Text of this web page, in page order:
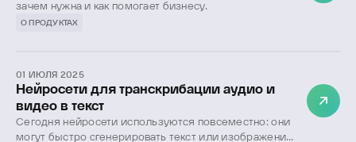
зачем нужна и как помогает бизнесу.
О ПРОДУКТАХ
01 ИЮЛЯ 2025
Нейросети для транскрибации аудио и
видео в текст
Сегодня нейросети используются повсеместно: они
могут быстро сгенерировать текст или изображение,